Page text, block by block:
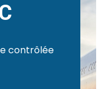
contrôlée